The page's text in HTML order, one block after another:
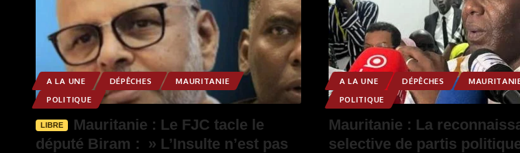
A LA UNE DÉPÊCHES
MAURITANIE
POLITIQUE
LIBRE
Mauritanie : Le FJC tacle le
député Biram : » L’Insulte n’est pas
A LA UNE DÉPÊCHES
POLITIQUE
Mauritanie : La
selective de partis